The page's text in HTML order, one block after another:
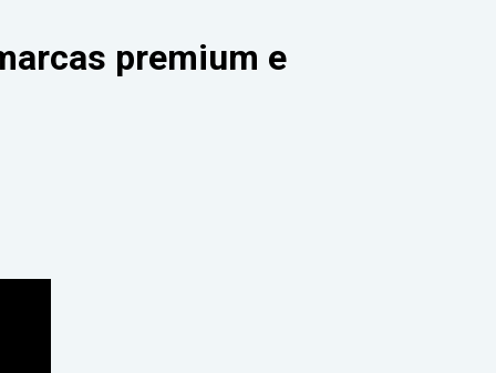
premium e